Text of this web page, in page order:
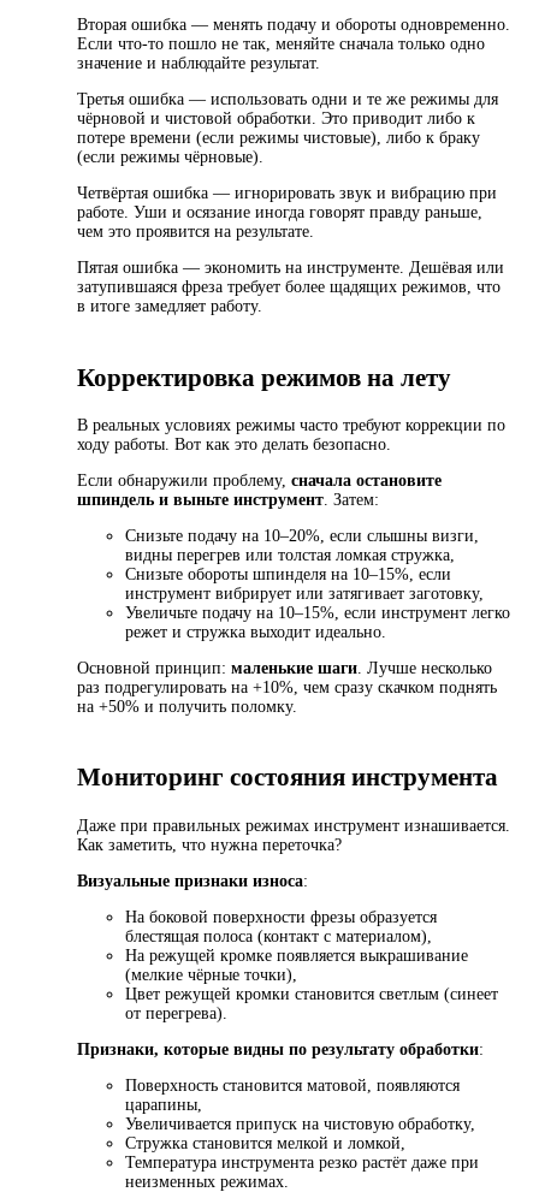
Вторая ошибка — менять подачу и обороты одновременно.
Если что-то пошло не так, меняйте сначала только одно
значение и наблюдайте результат.
Третья ошибка — использовать одни и те же режимы для
чёрновой и чистовой обработки. Это приводит либо к
потере времени (если режимы чистовые), либо к браку
(если режимы чёрновые).
Четвёртая ошибка — игнорировать звук и вибрацию при
работе. Уши и осязание иногда говорят правду раньше,
чем это проявится на результате.
Пятая ошибка — экономить на инструменте. Дешёвая или
затупившаяся фреза требует более щадящих режимов, что
в итоге замедляет работу.
Корректировка режимов на лету
В реальных условиях режимы часто требуют коррекции по
ходу работы. Вот как это делать безопасно.
Если обнаружили проблему, сначала остановите
шпиндель и выньте инструмент . Затем:
Снизьте подачу на 10–20%, если слышны визги,
видны перегрев или толстая ломкая стружка,
Снизьте обороты шпинделя на 10–15%, если
инструмент вибрирует или затягивает заготовку,
Увеличьте подачу на 10–15%, если инструмент легко
режет и стружка выходит идеально.
Основной принцип: маленькие шаги . Лучше несколько
раз подрегулировать на +10%, чем сразу скачком поднять
на +50% и получить поломку.
Мониторинг состояния инструмента
Даже при правильных режимах инструмент изнашивается.
Как заметить, что нужна переточка?
Визуальные признаки износа:
На боковой поверхности фрезы образуется
блестящая полоса (контакт с материалом),
На режущей кромке появляется выкрашивание
(мелкие чёрные точки),
Цвет режущей кромки становится светлым (синеет
от перегрева).
Признаки, которые видны по результату обработки:
Поверхность становится матовой, появляются
царапины,
Увеличивается припуск на чистовую обработку,
Стружка становится мелкой и ломкой,
Температура инструмента резко растёт даже при
неизменных режимах.